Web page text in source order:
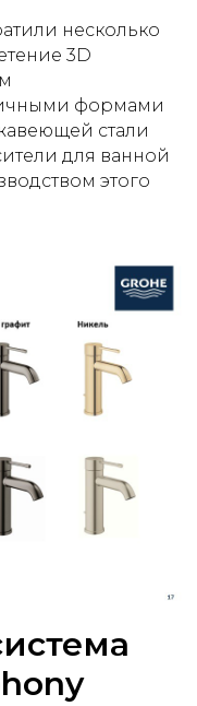
несколько
3D
формами
стали
для ванной
этого